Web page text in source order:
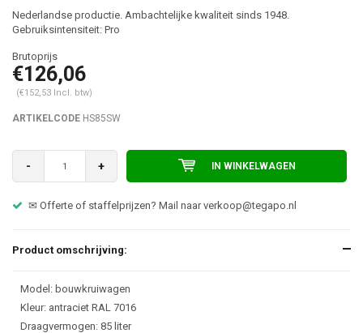
Nederlandse productie. Ambachtelijke kwaliteit sinds 1948.
Gebruiksintensiteit: Pro
€126,06
(€152,53 Incl. btw)
ARTIKELCODE HS85SW
- + IN WINKELWAGEN
✉ Offerte of staffelprijzen? Mail naarverkoop@tegapo.nl
Product omschrijving:
Model: bouwkruiwagen
Kleur: antraciet RAL 7016
Draagvermogen: 85 liter